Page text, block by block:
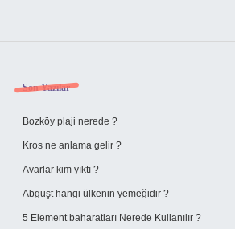
Sidebar
Son Yazılar
Bozköy plaji nerede ?
Kros ne anlama gelir ?
Avarlar kim yıktı ?
Abguşt hangi ülkenin yemeğidir ?
5 Element baharatları Nerede Kullanılır ?